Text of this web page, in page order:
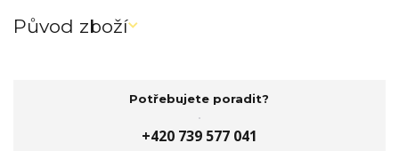
Původ zboží
Potřebujete poradit?
+420 739 577 041